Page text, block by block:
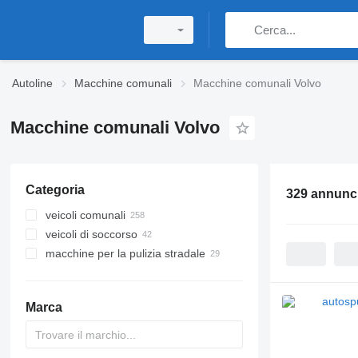
Autoline Macchine comunali Macchine comunali Volvo
Macchine comunali Volvo
Categoria
veicoli comunali
camion dei rifiuti
camion scarrabili
camion spurgo fognature
spurghi combinate
lavatrici dei contenitori della
veicoli di soccorso
autopompe
piattaforme antincendio
veicoli anfibi
veicoli di soccorso antincendio per
macchine per la pulizia stradale
macchine per la rimozione della
neve
camion irrigatore d'acqua
Marca
329